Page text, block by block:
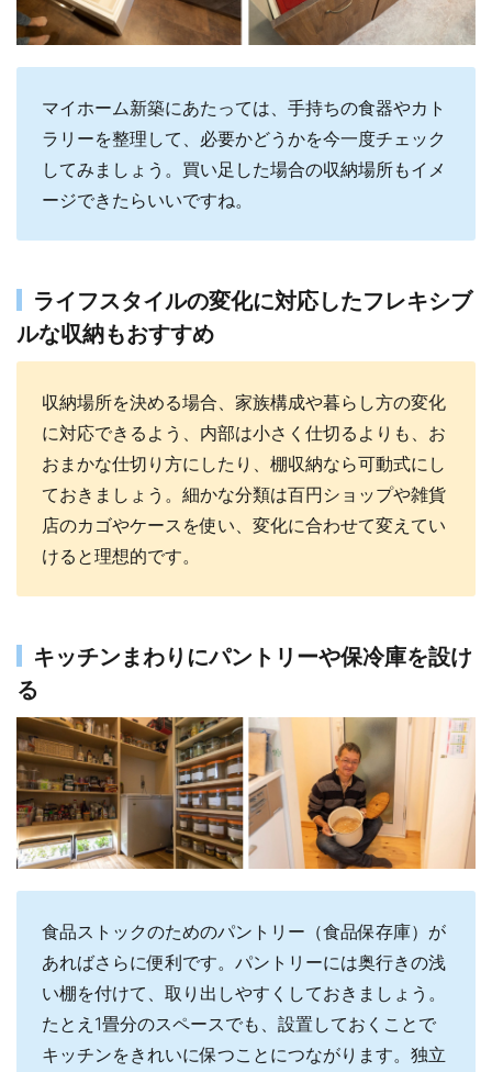
マイホーム新築にあたっては、手持ちの食器やカト
ラリーを整理して、必要かどうかを今一度チェック
してみましょう。買い足した場合の収納場所もイメ
ージできたらいいですね。
ライフスタイルの変化に対応したフレキシブ
ルな収納もおすすめ
収納場所を決める場合、家族構成や暮らし方の変化
に対応できるよう、内部は小さく仕切るよりも、お
おまかな仕切り方にしたり、棚収納なら可動式にし
ておきましょう。細かな分類は百円ショップや雑貨
店のカゴやケースを使い、変化に合わせて変えてい
けると理想的です。
キッチンまわりにパントリーや保冷庫を設け
る
食品ストックのためのパントリー（食品保存庫）が
あればさらに便利です。パントリーには奥行きの浅
い棚を付けて、取り出しやすくしておきましょう。
たとえ1畳分のスペースでも、設置しておくことで
キッチンをきれいに保つことにつながります。独立